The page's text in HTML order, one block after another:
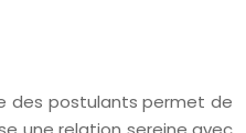
des postulants permet de